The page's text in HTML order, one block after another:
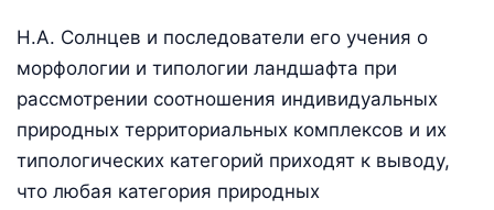
Н.А. Солнцев и последователи его учения о
морфологии и типологии ландшафта при
рассмотрении соотношения индивидуальных
природных территориальных комплексов и их
типологических категорий приходят к выводу,
что любая категория природных